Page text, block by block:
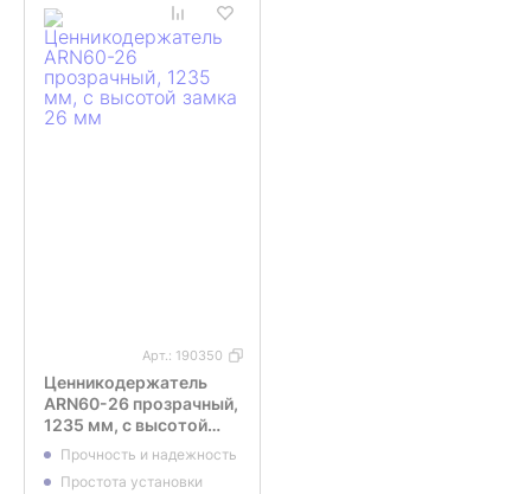
Арт.: 190350
Ценникодержатель
ARN60-26 прозрачный,
1235 мм, с высотой
замка 26 мм
Прочность и надежность
Простота установки